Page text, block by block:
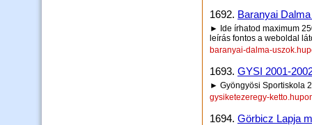
1692. Baranyai
► Ide írhatod maximum
leírás fontos a weboldal
baranyai-dalma-
1693. GYSI 2001-
► Gyöngyösi Sportiskola
gysiketezeregy-
1694. Görbicz Lapja